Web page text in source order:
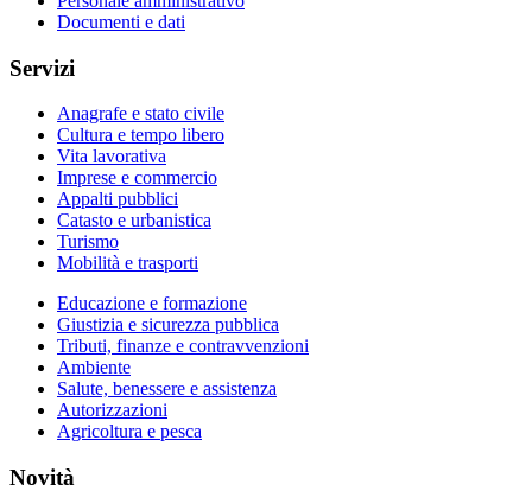
Documenti e dati
Servizi
Anagrafe e stato civile
Cultura e tempo libero
Vita lavorativa
Imprese e commercio
Appalti pubblici
Catasto e urbanistica
Turismo
Mobilità e trasporti
Educazione e formazione
Giustizia e sicurezza pubblica
Tributi, finanze e contravvenzioni
Ambiente
Salute, benessere e assistenza
Autorizzazioni
Agricoltura e pesca
Novità